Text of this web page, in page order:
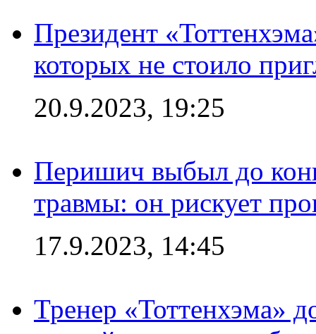
Президент
которых не стоило
20.9.2023, 19:25
Перишич выбыл до
травмы: он рискует
17.9.2023, 14:45
Тренер «Тоттенхэма»